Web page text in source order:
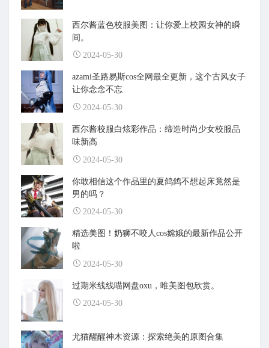
西尔酱蓝色校服美图：让你爱上校园女神的瞬
间。
2024-05-30
azami圣路易斯cos全网最全更新，这个古风女子
让你念念不忘
2024-05-30
西尔酱校服白炫彩作品：缔造时尚少女校服品
味新高
2024-05-30
你敢相信这个作品里的夏鸽鸽不想起床竟然是
男的吗？
2024-05-30
精选美图！奶狮不咬人cos嫦娥的最新作品公开
啦
2024-05-30
过期米线线喵网盘oxu，唯美图包欣赏。
2024-05-30
尤猫醒醒神木资源：探索绝美的原图合集